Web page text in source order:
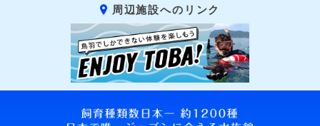
周辺施設へのリンク